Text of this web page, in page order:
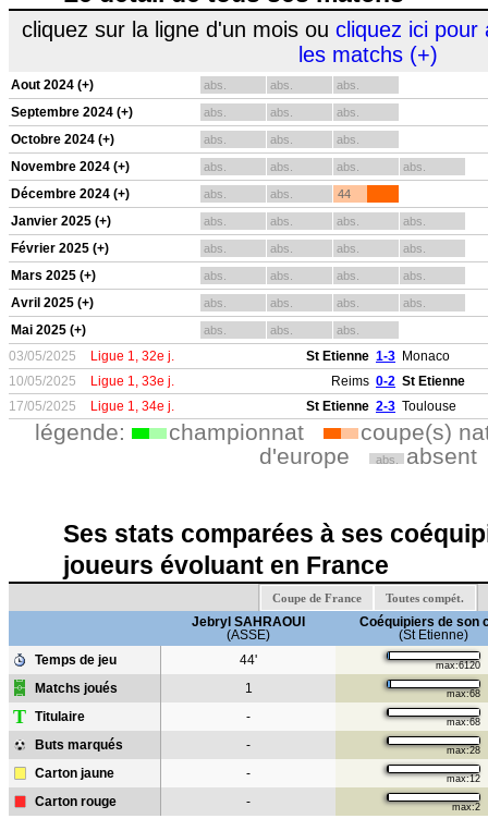
cliquez sur la ligne d'un mois ou cliquez ici pour
les matchs (+)
Aout 2024 (+) abs. abs. abs.
Septembre 2024 (+) abs. abs. abs.
Octobre 2024 (+) abs. abs. abs.
Novembre 2024 (+) abs. abs. abs. abs.
Décembre 2024 (+) abs. abs. 44
Janvier 2025 (+) abs. abs. abs. abs.
Février 2025 (+) abs. abs. abs. abs.
Mars 2025 (+) abs. abs. abs. abs.
Avril 2025 (+) abs. abs. abs. abs.
Mai 2025 (+) abs. abs. abs.
03/05/2025 Ligue 1, 32e j. St Etienne 1-3 Monaco
10/05/2025
Ligue 1, 33e j. Reims 0-2 St Etienne
17/05/2025
Ligue 1, 34e j. St Etienne 2-3 Toulouse
légende: championnat
coupe(s)
d'europe
abs. absent
Ses stats comparées à ses
joueurs évoluant en France
Coupe de France Toutes compét.
Jebryl SAHRAOUI
(ASSE)
Coéquipiers de son
(St Etienne)
Temps de jeu
44' max:6120
Matchs joués 1 max:68
T Titulaire - max:68
Buts marqués - max:28
Carton jaune - max:12
Carton rouge - max:2